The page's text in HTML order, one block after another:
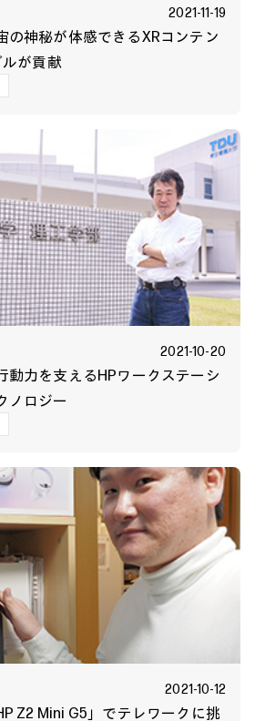
2021-11-19
の神秘が体感できるXRコンテン
ルが貢献
2021-10-20
動力を支えるHPワークステーシ
ノロジー
2021-10-12
Z2 Mini G5」でテレワークに挑